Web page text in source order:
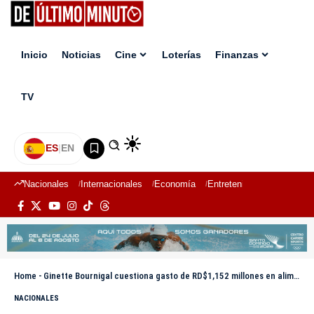
Inicio Noticias Cine Loterías Finanzas
TV
ES|EN
Nacionales Internacionales Economía Entretenimiento
Home - Ginette Bournigal cuestiona gasto de RD$1,152 millones en alimentación estatal y pide mayor austeridad
NACIONALES